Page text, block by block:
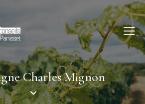
Charles Mignon